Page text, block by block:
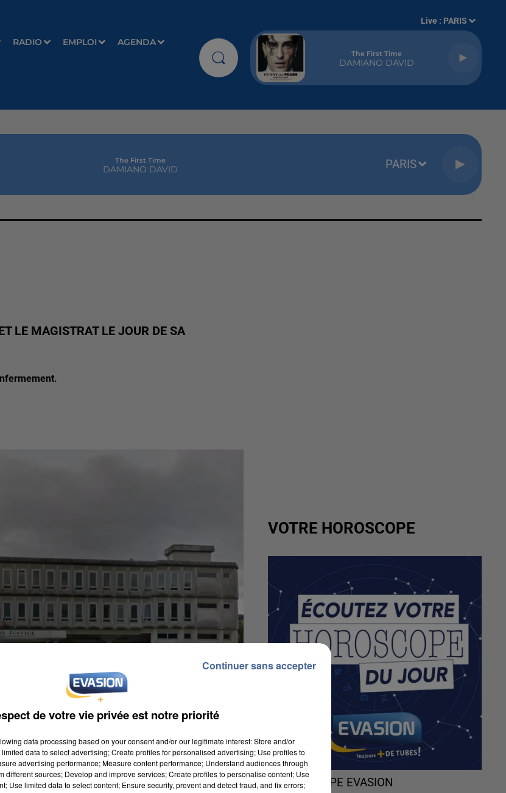
RADIO EMPLOI AGENDA
Live : PARIS
The First Time
DAMIANO DAVID
The First Time
DAMIANO DAVID PARIS
LE MAGISTRAT LE JOUR DE SA
VOTRE HOROSCOPE
L'HOROSCOPE EVASION
de votre vie privée est notre priorité
data processing based on your consent and/or our legitimate interest: Store and/or
data to select advertising; Create profiles for personalised advertising; Use profiles to
advertising performance; Measure content performance; Understand audiences through
different sources; Develop and improve services; Create profiles to personalise content; Use
Use limited data to select content; Ensure security, prevent and detect fraud, and fix errors;
Continuer sans accepter